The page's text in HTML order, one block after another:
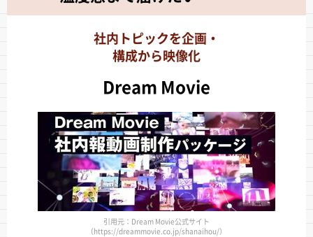
社内トピックを企画・
構成から映像化
Dream Movie
引用元：Dream Movie公式サイト
（https://dreammovie.co.jp/shanaihou/）